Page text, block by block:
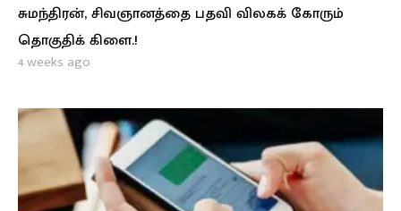
சுமந்திரன், சிவஞானத்தை பதவி விலகக் கோரும்
தொகுதிக் கிளை.!
4 weeks ago